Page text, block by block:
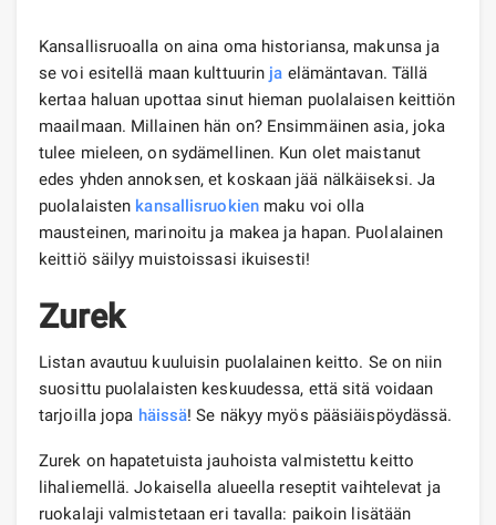
Kansallisruoalla on aina oma historiansa, makunsa ja
se voi esitellä maan kulttuurin ja elämäntavan. Tällä
kertaa haluan upottaa sinut hieman puolalaisen keittiön
maailmaan. Millainen hän on? Ensimmäinen asia, joka
tulee mieleen, on sydämellinen. Kun olet maistanut
edes yhden annoksen, et koskaan jää nälkäiseksi. Ja
puolalaisten kansallisruokienmaku voi olla
mausteinen, marinoitu ja makea ja hapan. Puolalainen
keittiö säilyy muistoissasi ikuisesti!
Zurek
Listan avautuu kuuluisin puolalainen keitto. Se on niin
suosittu puolalaisten keskuudessa, että sitä voidaan
tarjoilla jopa häissä! Se näkyy myös pääsiäispöydässä.
Zurek on hapatetuista jauhoista valmistettu keitto
lihaliemellä. Jokaisella alueella reseptit vaihtelevat ja
ruokalaji valmistetaan eri tavalla: paikoin lisätään